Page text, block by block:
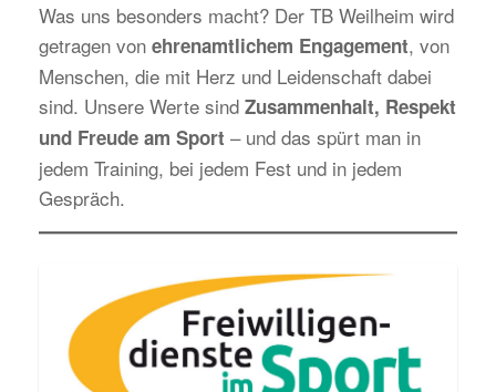
Was uns besonders macht? Der TB Weilheim wird
getragen von ehrenamtlichem Engagement, von
Menschen, die mit Herz und Leidenschaft dabei
sind. Unsere Werte sind Zusammenhalt, Respekt
und Freude am Sport – und das spürt man in
jedem Training, bei jedem Fest und in jedem
Gespräch.